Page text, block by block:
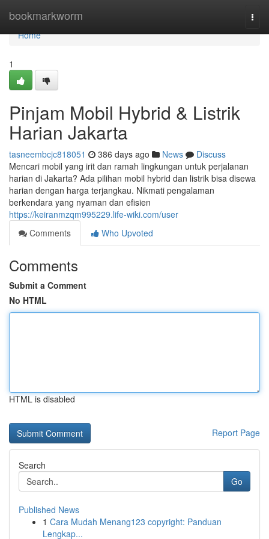
bookmarkworm
Home
Home
1
Pinjam Mobil Hybrid & Listrik
Harian Jakarta
tasneembcjc818051 386 days ago News
Discuss
Mencari mobil yang irit dan ramah lingkungan untuk perjalanan
harian di Jakarta? Ada pilihan mobil hybrid dan listrik bisa disewa
harian dengan harga terjangkau. Nikmati pengalaman
berkendara yang nyaman dan efisien
https://keiranmzqm995229.life-wiki.com/user
Comments
Who Upvoted
Comments
Submit a Comment
No HTML
HTML is disabled
Report Page
Search
Go
Published News
1 Cara Mudah Menang123 copyright: Panduan
Lengkap...